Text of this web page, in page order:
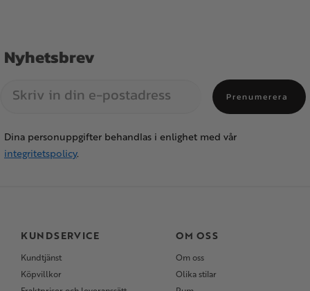
Nyhetsbrev
Prenumerera
Dina personuppgifter behandlas i enlighet med vår
integritetspolicy.
KUNDSERVICE
Kundtjänst
Köpvillkor
OM OSS
Om oss
Olika stilar